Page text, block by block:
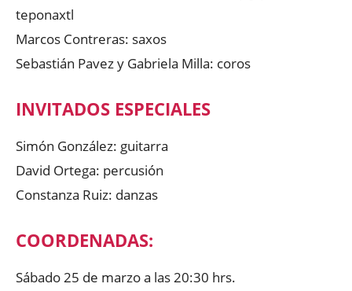
teponaxtl
Marcos Contreras: saxos
Sebastián Pavez y Gabriela Milla: coros
INVITADOS ESPECIALES
Simón González: guitarra
David Ortega: percusión
Constanza Ruiz: danzas
COORDENADAS:
Sábado 25 de marzo a las 20:30 hrs.